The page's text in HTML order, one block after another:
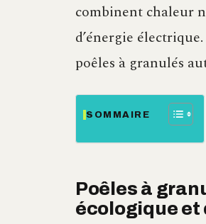
combinent chaleur
d’énergie
poêles à granulés
SOMMAIRE
Poêles à
écologique et